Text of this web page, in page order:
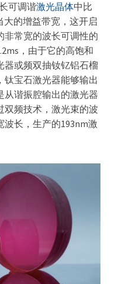
可调谐激光晶体中比
的增益带宽，这开启
非常宽的波长可调性的
，由于它的高饱和
器或频双抽钕钇铝石榴
宝石激光器能够输出
从谐振腔输出的激光器
双频技术，激光束的波
长，生产的193nm激